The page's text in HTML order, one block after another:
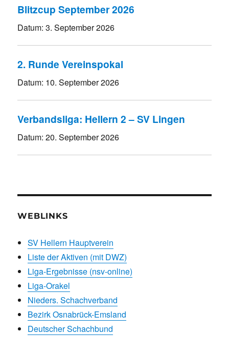
Blitzcup September 2026
Datum:3. September 2026
2. Runde Vereinspokal
Datum: 10. September 2026
Verbandsliga: Hellern 2 – SV Lingen
Datum:20. September 2026
WEBLINKS
SV Hellern Hauptverein
Liste der Aktiven (mit DWZ)
Liga-Ergebnisse (nsv-online)
Liga-Orakel
Nieders. Schachverband
Bezirk Osnabrück-Emsland
Deutscher Schachbund